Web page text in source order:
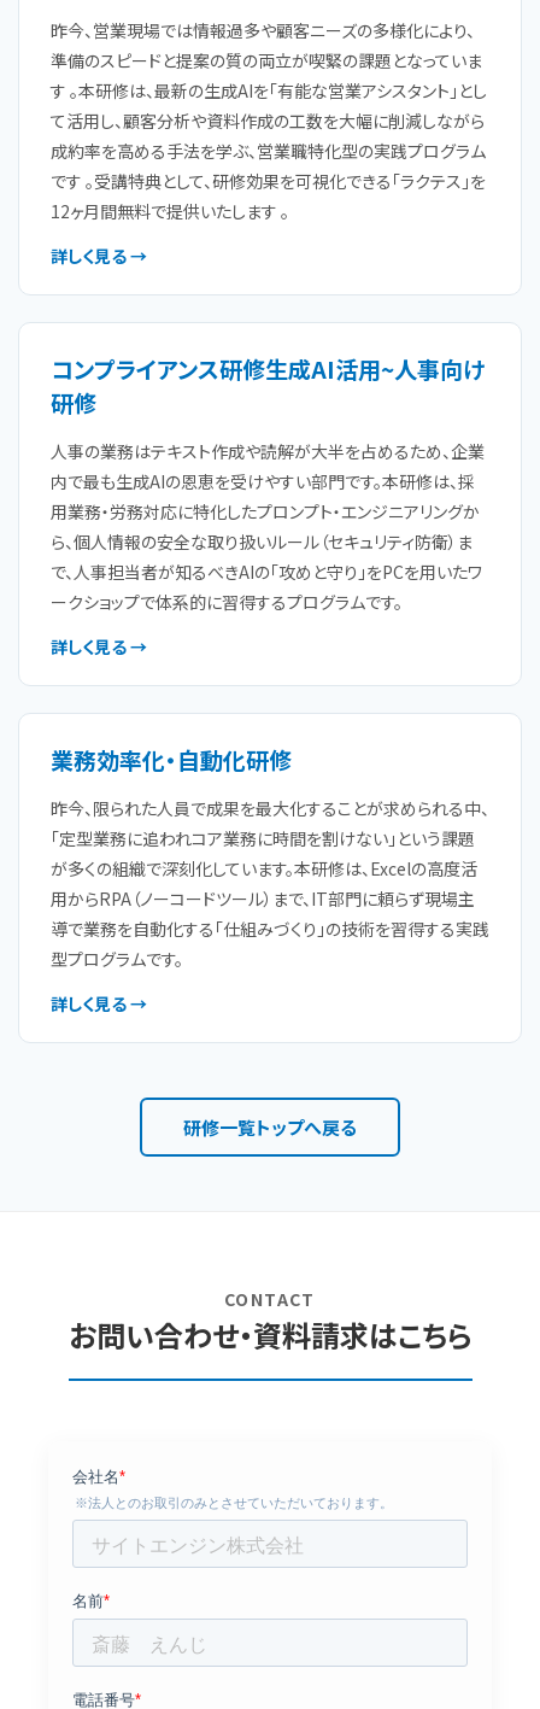
昨今、営業現場では情報過多や顧客ニーズの多様化により、
準備のスピードと提案の質の両立が喫緊の課題となっていま
す 。本研修は、最新の生成AIを「有能な営業アシスタント」とし
て活用し、顧客分析や資料作成の工数を大幅に削減しながら
成約率を高める手法を学ぶ、営業職特化型の実践プログラム
です 。受講特典として、研修効果を可視化できる「ラクテス」を
12ヶ月間無料で提供いたします 。
詳しく見る →
コンプライアンス研修生成AI活用~人事向け
研修
人事の業務はテキスト作成や読解が大半を占めるため、企業
内で最も生成AIの恩恵を受けやすい部門です。本研修は、採
用業務・労務対応に特化したプロンプト・エンジニアリングか
ら、個人情報の安全な取り扱いルール（セキュリティ防衛）ま
で、人事担当者が知るべきAIの「攻めと守り」をPCを用いたワ
ークショップで体系的に習得するプログラムです。
詳しく見る →
業務効率化・自動化研修
昨今、限られた人員で成果を最大化することが求められる中、
「定型業務に追われコア業務に時間を割けない」という課題
が多くの組織で深刻化しています。本研修は、Excelの高度活
用からRPA（ノーコードツール）まで、IT部門に頼らず現場主
導で業務を自動化する「仕組みづくり」の技術を習得する実践
型プログラムです。
詳しく見る →
研修一覧トップへ戻る
CONTACT
お問い合わせ・資料請求はこちら